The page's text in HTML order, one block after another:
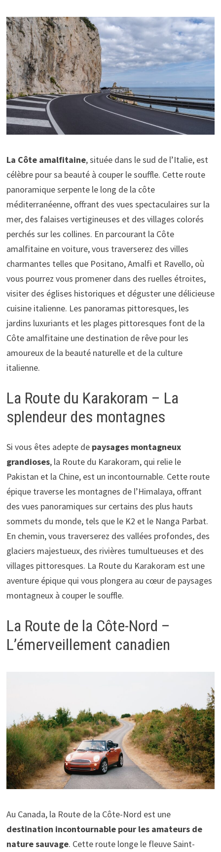
La Côte amalfitaine, située dans le sud de l’Italie, est
célèbre pour sa beauté à couper le souffle. Cette route
panoramique serpente le long de la côte
méditerranéenne, offrant des vues spectaculaires sur la
mer, des falaises vertigineuses et des villages colorés
perchés sur les collines. En parcourant la Côte
amalfitaine en voiture, vous traverserez des villes
charmantes telles que Positano, Amalfi et Ravello, où
vous pourrez vous promener dans des ruelles étroites,
visiter des églises historiques et déguster une délicieuse
cuisine italienne. Les panoramas pittoresques, les
jardins luxuriants et les plages pittoresques font de la
Côte amalfitaine une destination de rêve pour les
amoureux de la beauté naturelle et de la culture
italienne.
La Route du Karakoram – La
splendeur des montagnes
Si vous êtes adepte de paysages montagneux
grandioses, la Route du Karakoram, qui relie le
Pakistan et la Chine, est un incontournable. Cette route
épique traverse les montagnes de l’Himalaya, offrant
des vues panoramiques sur certains des plus hauts
sommets du monde, tels que le K2 et le Nanga Parbat.
En chemin, vous traverserez des vallées profondes, des
glaciers majestueux, des rivières tumultueuses et des
villages pittoresques. La Route du Karakoram est une
aventure épique qui vous plongera au cœur de paysages
montagneux à couper le souffle.
La Route de la Côte-Nord –
L’émerveillement canadien
Au Canada, la Route de la Côte-Nord est une
destination incontournable pour les amateurs de
nature sauvage. Cette route longe le fleuve Saint-